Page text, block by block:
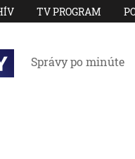
TV PROGRAM
Správy po minúte